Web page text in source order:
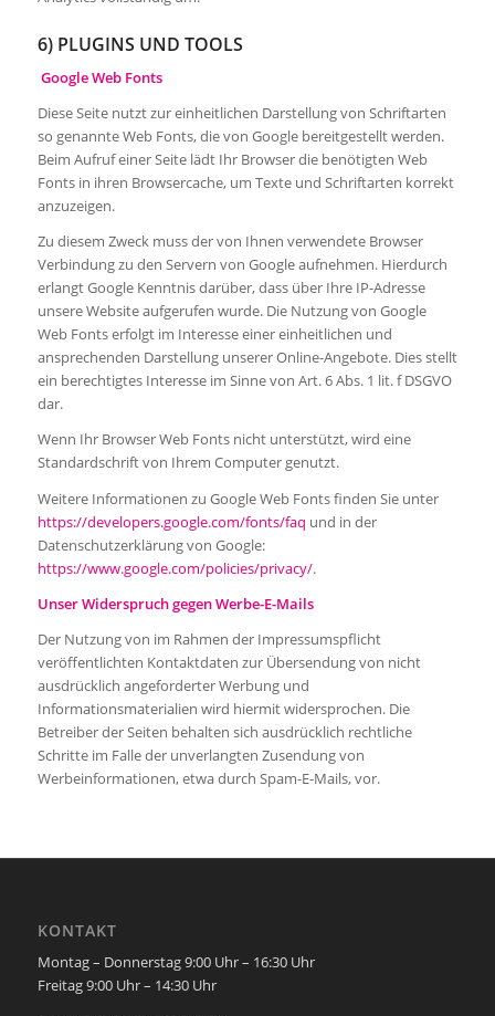
6) PLUGINS UND TOOLS
Google Web Fonts
Diese Seite nutzt zur einheitlichen Darstellung von Schriftarten
so genannte Web Fonts, die von Google bereitgestellt werden.
Beim Aufruf einer Seite lädt Ihr Browser die benötigten Web
Fonts in ihren Browsercache, um Texte und Schriftarten korrekt
anzuzeigen.
Zu diesem Zweck muss der von Ihnen verwendete Browser
Verbindung zu den Servern von Google aufnehmen. Hierdurch
erlangt Google Kenntnis darüber, dass über Ihre IP-Adresse
unsere Website aufgerufen wurde. Die Nutzung von Google
Web Fonts erfolgt im Interesse einer einheitlichen und
ansprechenden Darstellung unserer Online-Angebote. Dies stellt
ein berechtigtes Interesse im Sinne von Art. 6 Abs. 1 lit. f DSGVO
dar.
Wenn Ihr Browser Web Fonts nicht unterstützt, wird eine
Standardschrift von Ihrem Computer genutzt.
Weitere Informationen zu Google Web Fonts finden Sie unter
https://developers.google.com/fonts/faq und in der
Datenschutzerklärung von Google:
https://www.google.com/policies/privacy/.
Unser Widerspruch gegen Werbe-E-Mails
Der Nutzung von im Rahmen der Impressumspflicht
veröffentlichten Kontaktdaten zur Übersendung von nicht
ausdrücklich angeforderter Werbung und
Informationsmaterialien wird hiermit widersprochen. Die
Betreiber der Seiten behalten sich ausdrücklich rechtliche
Schritte im Falle der unverlangten Zusendung von
Werbeinformationen, etwa durch Spam-E-Mails, vor.
KONTAKT
Montag – Donnerstag 9:00 Uhr – 16:30 Uhr
Freitag 9:00 Uhr – 14:30 Uhr